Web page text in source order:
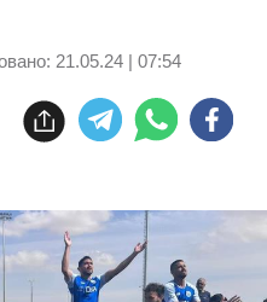
21.05.24 | 07:54